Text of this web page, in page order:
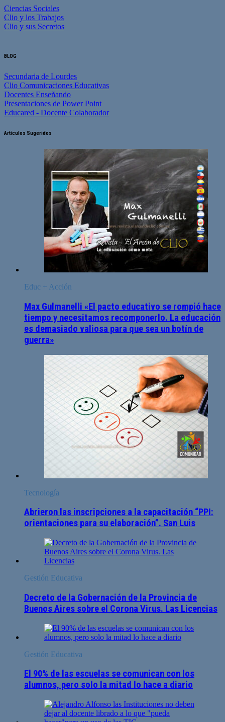
Ciencias Sociales
Clio y los Trabajos
Clio y sus Secretos
BLOG
Secundaria de Lourdes
Clio Comunicaciones Educativas
Docentes Enseñando
Presentaciones de Power Point
Educared - Docente Colaborador
Artículos Sugeridos
Educ + Acción
Max Gulmanelli «El pacto educativo se rompió hace
tiempo y necesitamos recomponerlo. La educación
es demasiado valiosa para que sea un botín de
guerra»
Tecnología
Abrieron las inscripciones a la capacitación “PPI:
orientaciones para su elaboración”. San Luis
Gestión Educativa
Decreto de la Gobernación de la Provincia de
Buenos Aires sobre el Corona Virus. Las Licencias
Gestión Educativa
El 90% de las escuelas se comunican con los
alumnos, pero solo la mitad lo hace a diario